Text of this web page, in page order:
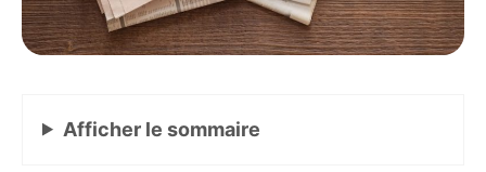
Afficher le sommaire